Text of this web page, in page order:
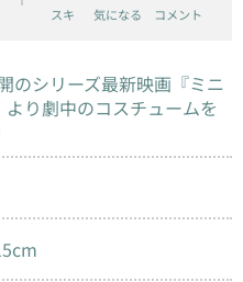
スキ 気になる コメント
のシリーズ最新映画『ミニ
り劇中のコスチュームを